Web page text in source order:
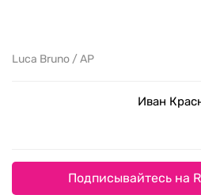
Luca Bruno / AP
Иван
Подписывайтесь на